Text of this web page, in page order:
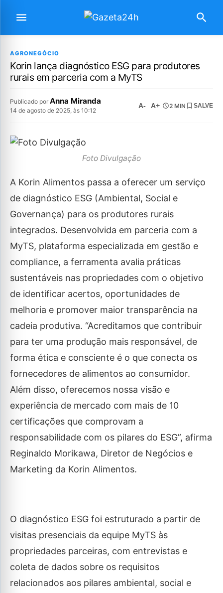
AGRONEGÓCIO
Korin lança diagnóstico ESG para produtores
rurais em parceria com a MyTS
Publicado por Anna Miranda
14 de agosto de 2025, às 10:12
A- A+ 2 MIN SALVE
Foto Divulgação
A Korin Alimentos passa a oferecer um serviço
de diagnóstico ESG (Ambiental, Social e
Governança) para os produtores rurais
integrados. Desenvolvida em parceria com a
MyTS, plataforma especializada em gestão e
compliance, a ferramenta avalia práticas
sustentáveis nas propriedades com o objetivo
de identificar acertos, oportunidades de
melhoria e promover maior transparência na
cadeia produtiva. “Acreditamos que contribuir
para ter uma produção mais responsável, de
forma ética e consciente é o que conecta os
fornecedores de alimentos ao consumidor.
Além disso, oferecemos nossa visão e
experiência de mercado com mais de 10
certificações que comprovam a
responsabilidade com os pilares do ESG”, afirma
Reginaldo Morikawa, Diretor de Negócios e
Marketing da Korin Alimentos.
O diagnóstico ESG foi estruturado a partir de
visitas presenciais da equipe MyTS às
propriedades parceiras, com entrevistas e
coleta de dados sobre os requisitos
relacionados aos pilares ambiental, social e